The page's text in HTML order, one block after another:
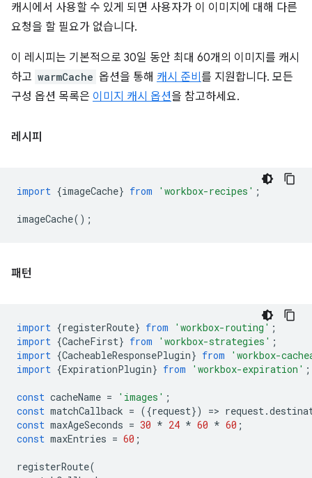
캐시에서 사용할 수 있게 되면 사용자가 이 이미지에 대해 다른
요청을 할 필요가 없습니다.
이 레시피는 기본적으로 30일 동안 최대 60개의 이미지를 캐시
하고 warmCache 옵션을 통해 캐시 준비 를 지원합니다. 모든
구성 옵션 목록은 이미지 캐시 옵션을 참고하세요.
레시피
import {imageCache} from 'workbox-recipes' ;
imageCache();
패턴
import {registerRoute} from 'workbox-routing' ;
import {CacheFirst} from 'workbox-strategies' ;
import {CacheableResponsePlugin} from
'workbox-
import {ExpirationPlugin} from 'workbox-expiration' ;
const cacheName = 'images' ;
const matchCallback = ({request}) => request.
const maxAgeSeconds = 30 * 24 * 60 * 60 ;
const maxEntries = 60 ;
registerRoute(